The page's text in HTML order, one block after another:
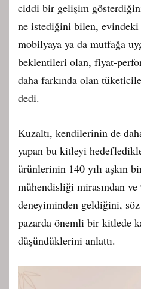
ciddi bir gelişim
ne istediğini bilen, evindeki
mobilyaya ya da mutfağa
beklentileri olan, fiyat-
daha farkında olan
dedi.
Kuzaltı, kendilerinin de
yapan bu kitleyi
ürünlerinin 140 yılı aşkın
mühendisliği mirasından ve
deneyiminden geldiğini,
pazarda önemli bir kitlede
düşündüklerini anlattı.